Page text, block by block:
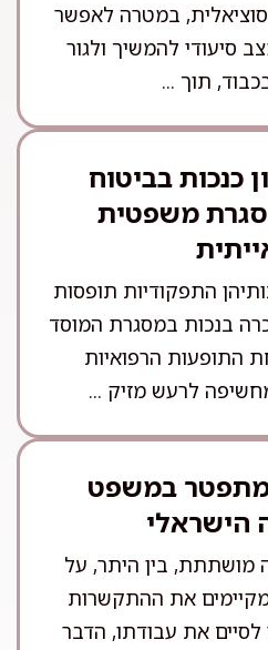
סוציאלית, במטרה לאפשר
סיעודי להמשיך ולגור
תוך ...
כנכות בביטוח
משפטית
התפקודיות תופסות
בנכות במסגרת המוסד
התופעות הרפואיות
לרעש מזיק ...
מתפטר במשפט
הישראלי
מושתתת, בין היתר, על
מקיימים את ההתקשרות
לסיים את עבודתו, הדבר